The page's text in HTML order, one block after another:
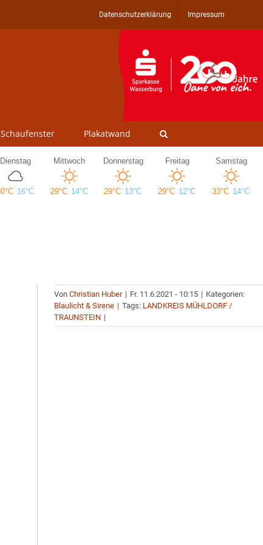
Datenschutzerklärung Impressum
Schaufenster Plakatwand
VonChristian Huber | Fr. 11.6.2021 - 10:15 | Kategorien:
Blaulicht & Sirene | Tags: LANDKREIS MÜHLDORF /
TRAUNSTEIN |